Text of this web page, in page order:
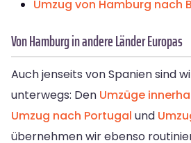
Umzug von Hamburg nach
Von Hamburg in andere Länder Europas
Auch jenseits von Spanien sind
unterwegs: Den Umzüge
Umzug nach Portugal und
übernehmen wir ebenso